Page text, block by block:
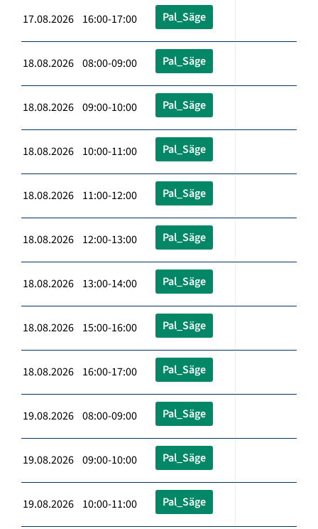
17.08.2026 16:00-17:00 Pal_Säge
18.08.2026 08:00-09:00 Pal_Säge
18.08.2026 09:00-10:00 Pal_Säge
18.08.2026 10:00-11:00 Pal_Säge
18.08.2026 11:00-12:00 Pal_Säge
18.08.2026 12:00-13:00 Pal_Säge
18.08.2026 13:00-14:00 Pal_Säge
18.08.2026 15:00-16:00 Pal_Säge
18.08.2026 16:00-17:00 Pal_Säge
19.08.2026 08:00-09:00 Pal_Säge
19.08.2026 09:00-10:00 Pal_Säge
19.08.2026 10:00-11:00 Pal_Säge